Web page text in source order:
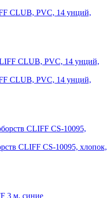
CLUB, PVC, 14 унций,
CLUB, PVC, 14 унций,
CLIFF CS-10095, хлопок,